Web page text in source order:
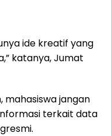
ide kreatif yang
katanya, Jumat
mahasiswa jangan
terkait data